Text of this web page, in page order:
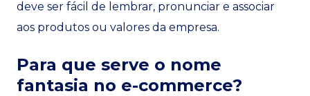
deve ser fácil de lembrar, pronunciar e associar
aos produtos ou valores da empresa.
Para que serve o nome
fantasia no e-commerce?